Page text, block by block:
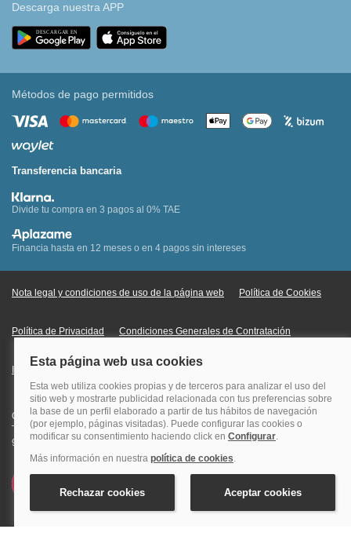
Descarga nuestra APP
Métodos de pago permitidos
Transferencia bancaria
Divide tu compra en 3 pagos al 0% TAE
Financia hasta en 12 meses o en 4 pagos sin intereses
Nota legal y condiciones de uso de la página web Política de Cookies
Política de Privacidad Condiciones Generales de Contratación
Información Legal sobre Mercados en Línea
Quehoteles.com - Especialistas en hoteles © Copyright Veturis Travel S.A.
Todos los derechos reservados. Autorización nº I-AV0000879.4 Tel: +34
915759999